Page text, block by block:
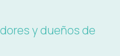
y dueños de